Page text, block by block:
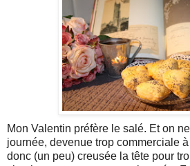
Mon Valentin préfère le salé. Et on
journée, devenue trop commerciale
donc (un peu) creusée la tête pour